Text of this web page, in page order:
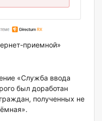
приемной»
«Служба ввода
был доработан
полученных не